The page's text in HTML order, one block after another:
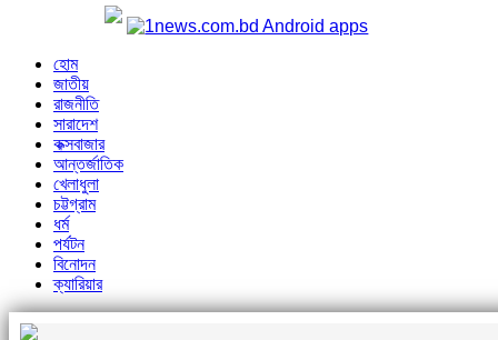
হোম
জাতীয়
রাজনীতি
সারাদেশ
কক্সবাজার
আন্তর্জাতিক
খেলাধুলা
চট্টগ্রাম
ধর্ম
পর্যটন
বিনোদন
ক্যারিয়ার